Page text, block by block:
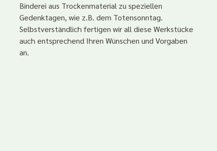
Binderei aus Trockenmaterial zu speziellen
Gedenktagen, wie z.B. dem Totensonntag.
Selbstverständlich fertigen wir all diese Werkstücke
auch entsprechend Ihren Wünschen und Vorgaben
an.